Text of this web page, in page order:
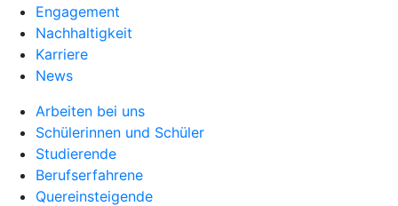
Engagement
Nachhaltigkeit
Karriere
News
Arbeiten bei uns
Schülerinnen und Schüler
Studierende
Berufserfahrene
Quereinsteigende